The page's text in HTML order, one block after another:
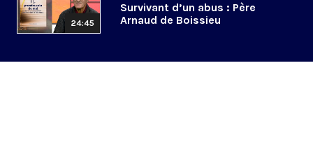
24:45
Survivant d’un abus : Père
Arnaud de Boissieu